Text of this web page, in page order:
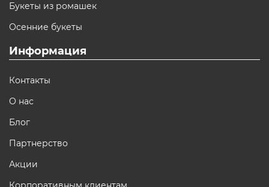
Букеты из ромашек
Осенние букеты
Информация
Контакты
О нас
Блог
Партнерство
Акции